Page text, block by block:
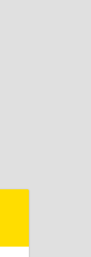
г,